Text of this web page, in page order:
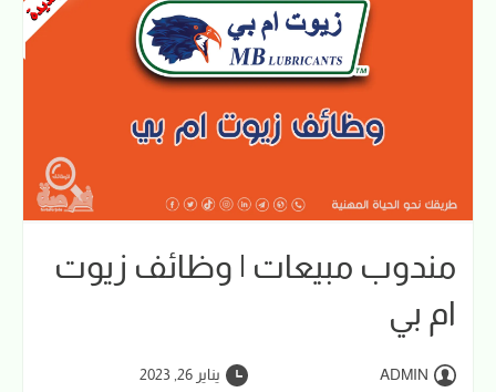
مندوب مبيعات | وظائف زيوت
ام بي
ADMIN
يناير 26, 2023